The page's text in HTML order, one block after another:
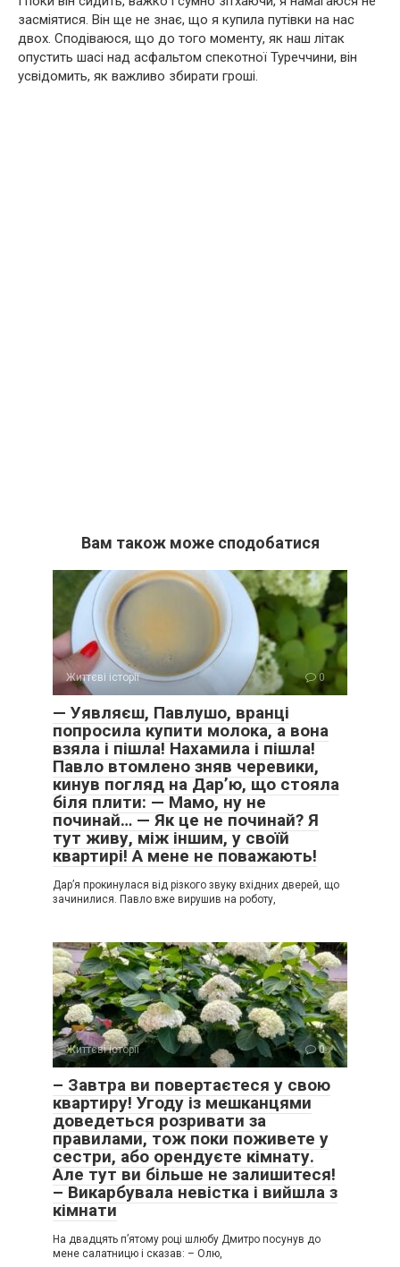
засміятися. Він ще не знає, що я купила путівки на нас
двох. Сподіваюся, що до того моменту, як наш літак
опустить шасі над асфальтом спекотної Туреччини, він
усвідомить, як важливо збирати гроші.
Вам також може сподобатися
Життєві історії 0
— Уявляєш, Павлушо, вранці
попросила купити молока, а вона
взяла і пішла! Нахамила і пішла!
Павло втомлено зняв черевики,
кинув погляд на Дар’ю, що стояла
біля плити: — Мамо, ну не
починай… — Як це не починай? Я
тут живу, між іншим, у своїй
квартирі! А мене не поважають!
Дар’я прокинулася від різкого звуку вхідних дверей, що
зачинилися. Павло вже вирушив на роботу,
Життєві історії 0
– Завтра ви повертаєтеся у свою
квартиру! Угоду із мешканцями
доведеться розривати за
правилами, тож поки поживете у
сестри, або орендуєте кімнату.
Але тут ви більше не залишитеся!
– Викарбувала невістка і вийшла з
кімнати
На двадцять п’ятому році шлюбу Дмитро посунув до
мене салатницю і сказав: – Олю,